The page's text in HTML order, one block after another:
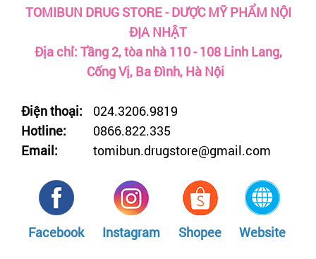
TOMIBUN DRUG STORE - DƯỢC MỸ PHẨM NỘI
ĐỊA NHẬT
Địa chỉ: Tầng 2, tòa nhà 110 - 108 Linh Lang,
Cống Vị, Ba Đình, Hà Nội
Điện thoại:
024.3206.9819
Hotline:
0866.822.335
Email:
tomibun.drugstore@gmail.com
Facebook Instagram Shopee Website